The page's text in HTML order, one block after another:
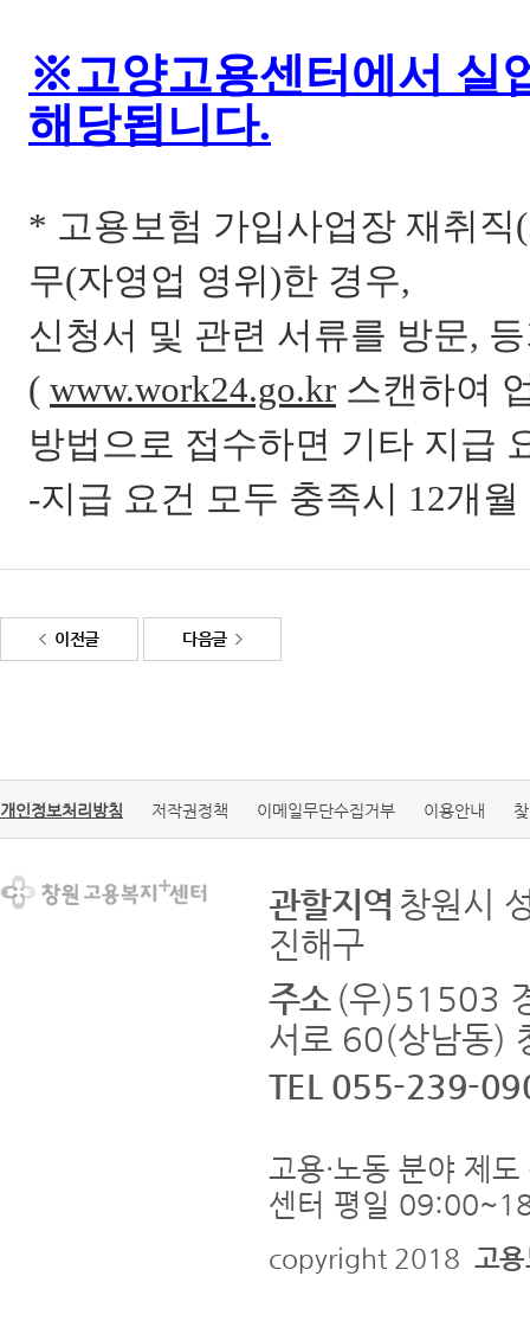
※고양고용센터에서 실
해당됩니다.
* 고용보험 가입사업장 재취
무(자영업 영위)한 경우,
신청서 및 관련 서류를 방문,
( www.work24.go.kr 스캔하여
방법으로 접수하면 기타 지급
-지급 요건 모두 충족시 12개
이전글 다음글
개인정보처리방침 저작권정책 이메일무단수집거부 이용안내
관할지역 창원시
진해구
주소 (우)51503
서로 60(상남동)
TEL 055-239-
고용·노동 분야 제
센터 평일
copyright 2018 고